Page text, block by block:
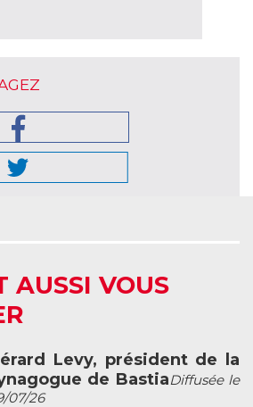
AUSSI VOUS
Levy, président de la
de BastiaDiffusée le
07/26